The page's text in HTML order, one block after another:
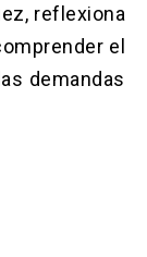
reflexiona
el
demandas